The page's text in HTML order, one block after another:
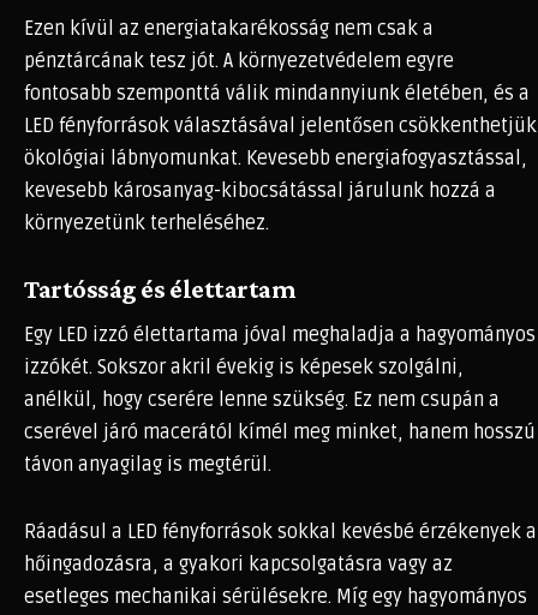
Ezen kívül az energiatakarékosság nem csak a
pénztárcának tesz jót. A környezetvédelem egyre
fontosabb szemponttá válik mindannyiunk életében, és a
LED fényforrások választásával jelentősen csökkenthetjük
ökológiai lábnyomunkat. Kevesebb energiafogyasztással,
kevesebb károsanyag-kibocsátással járulunk hozzá a
környezetünk terheléséhez.
Tartósság és élettartam
Egy LED izzó élettartama jóval meghaladja a hagyományos
izzókét. Sokszor akril évekig is képesek szolgálni,
anélkül, hogy cserére lenne szükség. Ez nem csupán a
cserével járó macerától kímél meg minket, hanem hosszú
távon anyagilag is megtérül.
Ráadásul a LED fényforrások sokkal kevésbé érzékenyek a
hőingadozásra, a gyakori kapcsolgatásra vagy az
esetleges mechanikai sérülésekre. Míg egy hagyományos